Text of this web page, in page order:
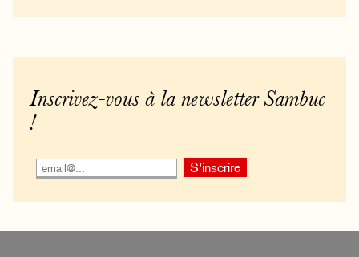
Inscrivez-vous à la newsletter Sambuc
!